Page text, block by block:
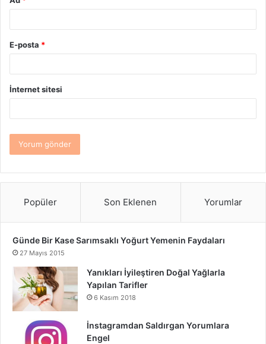
E-posta *
İnternet sitesi
Popüler Son Eklenen Yorumlar
Günde Bir Kase Sarımsaklı Yoğurt Yemenin Faydaları
27 Mayıs 2015
Yanıkları İyileştiren Doğal Yağlarla
Yapılan Tarifler
6 Kasım 2018
İnstagramdan Saldırgan Yorumlara
Engel